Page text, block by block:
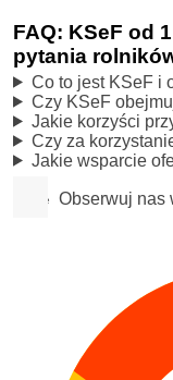
FAQ: KSeF od
pytania
Co to jest KSeF i
Czy KSeF
Jakie korzyści
Czy za
Jakie wsparcie
Obserwuj nas